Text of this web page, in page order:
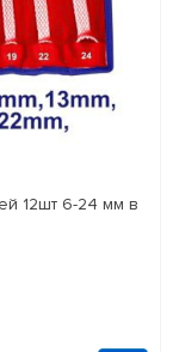
12шт 6-24 мм в